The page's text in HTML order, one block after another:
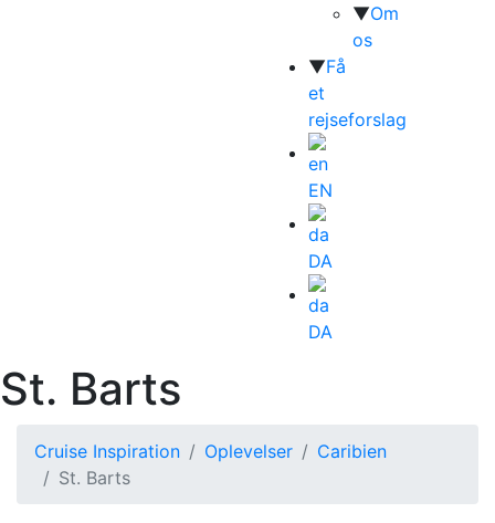
▼Om
os
▼Få
et
rejseforslag
EN
DA
DA
St. Barts
Cruise Inspiration Oplevelser
Caribien
St. Barts